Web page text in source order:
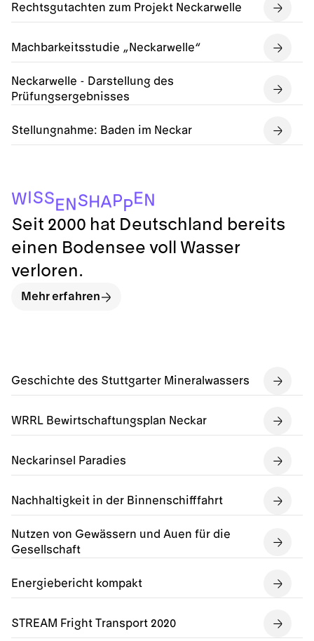
Rechtsgutachten zum Projekt Neckarwelle
Machbarkeitsstudie „Neckarwelle“
Neckarwelle - Darstellung des
Prüfungsergebnisses
Stellungnahme: Baden im Neckar
Geschichte des Stuttgarter Mineralwassers
WRRL Bewirtschaftungsplan Neckar
Neckarinsel Paradies
Nachhaltigkeit in der Binnenschifffahrt
Nutzen von Gewässern und Auen für die
Gesellschaft
Energiebericht kompakt
STREAM Fright Transport 2020
WISSENS H A PPE N
Seit 2000 hat Deutschland bereits
einen Bodensee voll Wasser
verloren.
Mehr erfahren